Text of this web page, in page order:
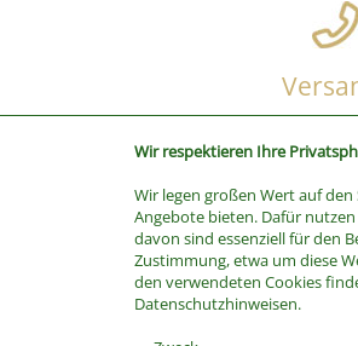
Wir respektieren Ihre
Wir legen großen Wert auf
Angebote bieten. Dafür
davon sind essenziell für den
Zustimmung, etwa um diese
den verwendeten Cookies
Datenschutzhinweisen.
Stichwort
Kategorie
Hersteller